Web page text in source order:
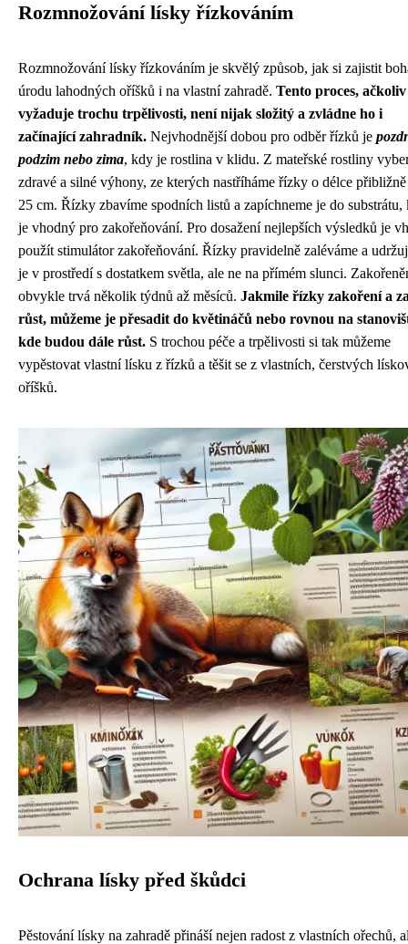
Rozmnožování lísky řízkováním
Rozmnožování lísky řízkováním je skvělý způsob, jak si zajistit
úrodu lahodných oříšků i na vlastní zahradě. Tento proces, ačkoliv
vyžaduje trochu trpělivosti, není nijak složitý a zvládne ho i
začínající zahradník. Nejvhodnější dobou pro odběr řízků je
podzim nebo zima, kdy je rostlina v klidu. Z mateřské rostliny
zdravé a silné výhony, ze kterých nastříháme řízky o délce
25 cm. Řízky zbavíme spodních listů a zapíchneme je do substrátu,
je vhodný pro zakořeňování. Pro dosažení nejlepších výsledků je
použít stimulátor zakořeňování. Řízky pravidelně zaléváme a
je v prostředí s dostatkem světla, ale ne na přímém slunci.
obvykle trvá několik týdnů až měsíců. Jakmile řízky zakoření a
růst, můžeme je přesadit do květináčů nebo rovnou na
kde budou dále růst. S trochou péče a trpělivosti si tak můžeme
vypěstovat vlastní lísku z řízků a těšit se z vlastních, čerstvých
oříšků.
Ochrana lísky před škůdci
Pěstování lísky na zahradě přináší nejen radost z vlastních ořechů,